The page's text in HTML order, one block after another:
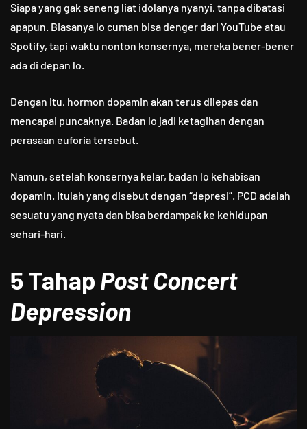
Siapa yang gak seneng liat idolanya nyanyi, tanpa dibatasi
apapun. Biasanya lo cuman bisa denger dari YouTube atau
Spotify, tapi waktu nonton konsernya, mereka bener-bener
ada di depan lo.
Dengan itu, hormon dopamin akan terus dilepas dan
mencapai puncaknya. Badan lo jadi ketagihan dengan
perasaan euforia tersebut.
Namun, setelah konsernya kelar, badan lo kehabisan
dopamin. Itulah yang disebut dengan “depresi”. PCD adalah
sesuatu yang nyata dan bisa berdampak ke kehidupan
sehari-hari.
5 Tahap Post Concert
Depression